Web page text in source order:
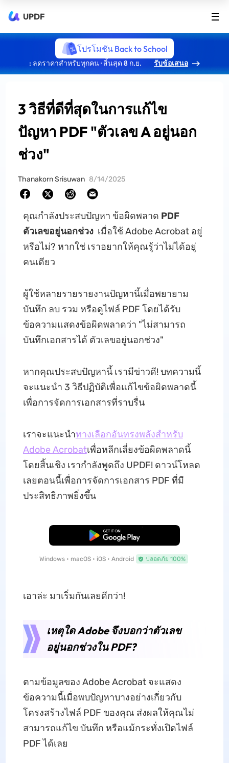
UPDF
โปรโมชัน Back to School
: ลดราคาสำหรับทุกคน · สิ้นสุด 8 ก.ย. รับข้อเสนอ
3 วิธีที่ดีที่สุดในการแก้ไข
ปัญหา PDF "ตัวเลข A อยู่นอก
ช่วง"
Thanakorn Srisuwan 8/14/2025
คุณกำลังประสบปัญหา ข้อผิดพลาด PDF
ตัวเลขอยู่นอกช่วงเมื่อใช้ Adobe Acrobat อยู่
หรือไม่? หากใช่ เราอยากให้คุณรู้ว่าไม่ได้อยู่
คนเดียว
ผู้ใช้หลายรายรายงานปัญหานี้เมื่อพยายาม
บันทึก ลบ รวม หรือดูไฟล์ PDF โดยได้รับ
ข้อความแสดงข้อผิดพลาดว่า "ไม่สามารถ
บันทึกเอกสารได้ ตัวเลขอยู่นอกช่วง"
หากคุณประสบปัญหานี้ เรามีข่าวดี! บทความนี้
จะแนะนำ 3 วิธีปฏิบัติเพื่อแก้ไขข้อผิดพลาดนี้
เพื่อการจัดการเอกสารที่ราบรื่น
เราจะแนะนำทางเลือกอันทรงพลังสำหรับ
Adobe Acrobatเพื่อหลีกเลี่ยงข้อผิดพลาดนี้
โดยสิ้นเชิง เรากำลังพูดถึง UPDF! ดาวน์โหลด
เลยตอนนี้เพื่อการจัดการเอกสาร PDF ที่มี
ประสิทธิภาพยิ่งขึ้น
ดาวน์โหลดฟรี
Windows • macOS • iOS • Android ปลอดภัย 100%
เอาล่ะ มาเริ่มกันเลยดีกว่า!
เหตุใด Adobe จึงบอกว่าตัวเลข
อยู่นอกช่วงใน PDF?
ตามข้อมูลของ Adobe Acrobat จะแสดง
ข้อความนี้เมื่อพบปัญหาบางอย่างเกี่ยวกับ
โครงสร้างไฟล์ PDF ของคุณ ส่งผลให้คุณไม่
สามารถแก้ไข บันทึก หรือแม้กระทั่งเปิดไฟล์
PDF ได้เลย